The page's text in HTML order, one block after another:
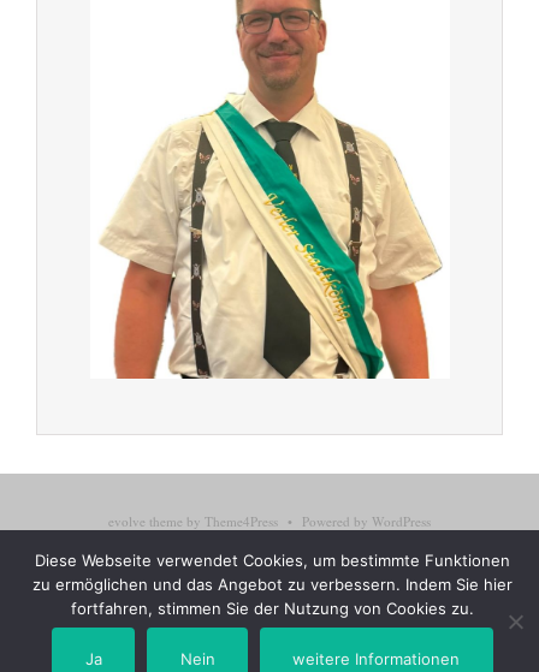
evolve theme by Theme4Press • Powered by WordPress
Impressum Datenschutzerklärung
Diese Webseite verwendet Cookies, um bestimmte Funktionen
zu ermöglichen und das Angebot zu verbessern. Indem Sie hier
fortfahren, stimmen Sie der Nutzung von Cookies zu.
Ja Nein weitere Informationen